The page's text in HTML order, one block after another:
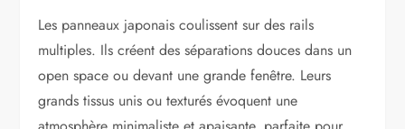
Les panneaux japonais coulissent sur des rails
multiples. Ils créent des séparations douces dans un
open space ou devant une grande fenêtre. Leurs
grands tissus unis ou texturés évoquent une